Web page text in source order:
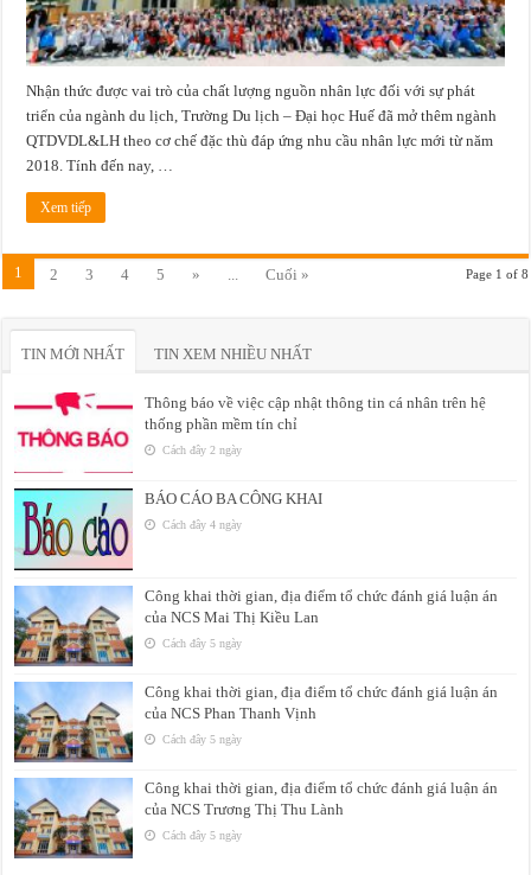
Nhận thức được vai trò của chất lượng nguồn nhân lực đối với sự phát
triển của ngành du lịch, Trường Du lịch – Đại học Huế đã mở thêm ngành
QTDVDL&LH theo cơ chế đặc thù đáp ứng nhu cầu nhân lực mới từ năm
2018. Tính đến nay, …
Xem tiếp
Page 1 of 8
1 2 3 4 5 » ... Cuối »
TIN MỚI NHẤT TIN XEM NHIỀU NHẤT
Thông báo về việc cập nhật thông tin cá nhân trên hệ
thống phần mềm tín chỉ
Cách đây 2 ngày
BÁO CÁO BA CÔNG KHAI
Cách đây 4 ngày
Công khai thời gian, địa điểm tổ chức đánh giá luận án
của NCS Mai Thị Kiều Lan
Cách đây 5 ngày
Công khai thời gian, địa điểm tổ chức đánh giá luận án
của NCS Phan Thanh Vịnh
Cách đây 5 ngày
Công khai thời gian, địa điểm tổ chức đánh giá luận án
của NCS Trương Thị Thu Lành
Cách đây 5 ngày